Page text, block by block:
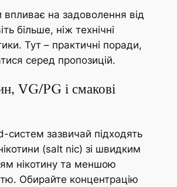
впливає на задоволення від
більше, ніж технічні
Тут – практичні поради,
серед пропозицій.
VG/PG і смакові
систем зазвичай підходять
(salt nic) зі швидким
нікотину та меншою
Обирайте концентрацію